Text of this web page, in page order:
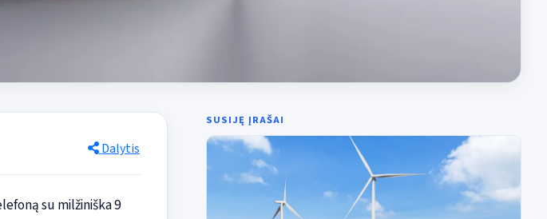
Dalytis
su milžiniška 9
SUSIJĘ ĮRAŠAI